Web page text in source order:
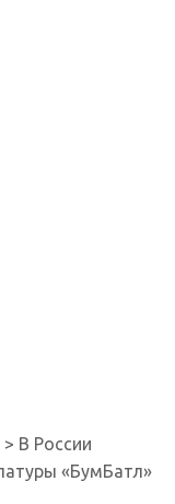
> В России
«БумБатл»